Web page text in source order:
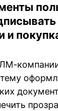
и